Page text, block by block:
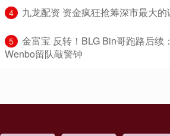
4 九龙配资 资金疯狂抢筹深市最大的
5
金富宝 反转！BLG Bin哥跑路后续
Wenbo留队敲警钟